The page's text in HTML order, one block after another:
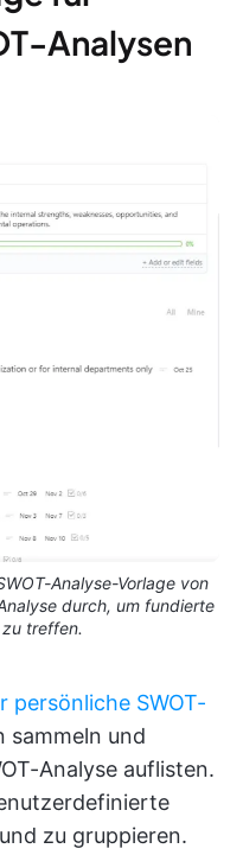
Analysen
Analyse-Vorlage von
durch, um fundierte
treffen.
persönliche SWOT-
sammeln und
Analyse auflisten.
zu gruppieren.